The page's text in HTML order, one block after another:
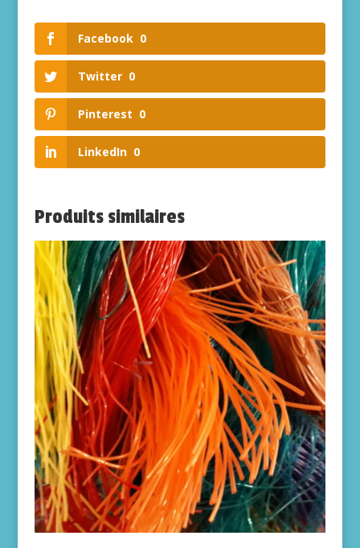
Facebook 0
Twitter 0
Pinterest 0
LinkedIn 0
Produits similaires